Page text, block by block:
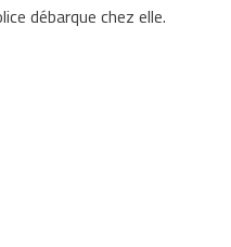
débarque chez elle.